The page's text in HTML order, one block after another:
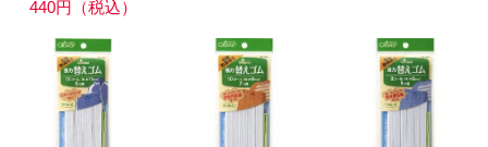
440円（税込）